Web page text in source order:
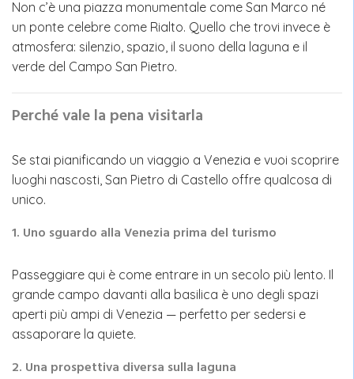
Non c’è una piazza monumentale come San Marco né
un ponte celebre come Rialto. Quello che trovi invece è
atmosfera: silenzio, spazio, il suono della laguna e il
verde del Campo San Pietro.
Perché vale la pena visitarla
Se stai pianificando un viaggio a Venezia e vuoi scoprire
luoghi nascosti, San Pietro di Castello offre qualcosa di
unico.
1. Uno sguardo alla Venezia prima del turismo
Passeggiare qui è come entrare in un secolo più lento. Il
grande campo davanti alla basilica è uno degli spazi
aperti più ampi di Venezia — perfetto per sedersi e
assaporare la quiete.
2. Una prospettiva diversa sulla laguna